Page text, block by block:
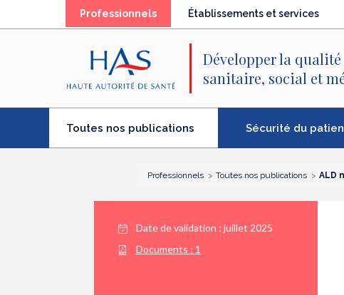
Professionnels(élémentÉtablissements et services
Développer la
sanitaire, social et
Toutes nos publications Sécurité du
Professionnels Toutes nos publications ALD
Date de validation : juillet 2025
Documents : 1